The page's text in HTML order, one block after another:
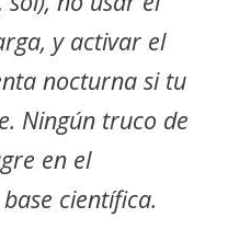
y activar el
nocturna si tu
Ningún truco de
en el
científica.